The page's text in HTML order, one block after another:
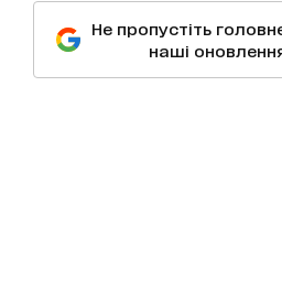
Не пропустіть
наші